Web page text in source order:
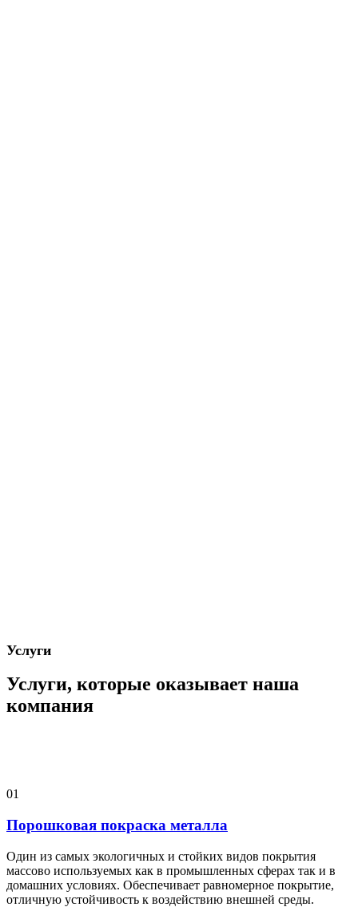
Услуги
Услуги, которые оказывает наша
компания
01
Порошковая покраска металла
Один из самых экологичных и стойких видов покрытия
массово используемых как в промышленных сферах так и в
домашних условиях. Обеспечивает равномерное покрытие,
отличную устойчивость к воздействию внешней среды.